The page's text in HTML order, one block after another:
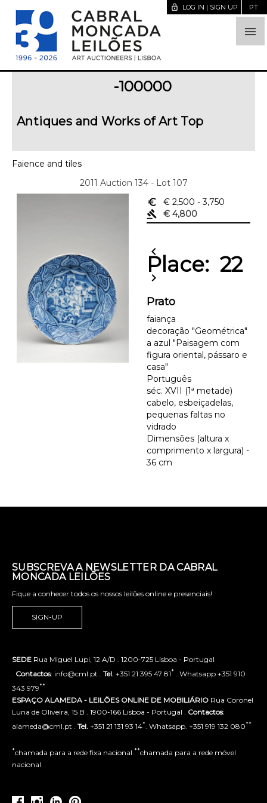

lock_open LOG IN | SIGN UP PT
-100000
Antiques and Works of Art Top
Faience and tiles
2011 Auction 134 - Lot 107
euro_symbol
€ 2,500 - 3,750
gavel
€ 4,800
chevron_left
Place: 22
chevron_right
Prato
faiança
decoração "Geométrica"
a azul "Paisagem com
figura oriental, pássaro e
casa"
Português
séc. XVII (1ª metade)
cabelo, esbeiçadelas,
pequenas faltas no
vidrado
Dimensões (altura x
comprimento x largura) -
36 cm
SUBSCREVA A NEWSLETTER DA CABRAL
MONCADA LEILÕES
Fique a conhecer todos os nossos leilões online e presenciais!
SIGN-UP
SEDE Rua Miguel Lupi, 12 A/D . 1200-725 Lisboa - Portugal
Contactos: info@cml.pt . Tel. +351 21 395 47 81* . Whatsapp +351 910
343 979**
ESPAÇO ALAMEDA - LEILÕES ONLINE DE MOBILIÁRIO Rua Coronel
Luna de Oliveira, 15 B . 1900-166 Lisboa - Portugal . Contactos:
alameda@cml.pt . Tel. +351 21 131 93 14* . Whatsapp. +351 919 132 080**
*chamada para a rede fixa nacional **chamada para a rede móvel
nacional